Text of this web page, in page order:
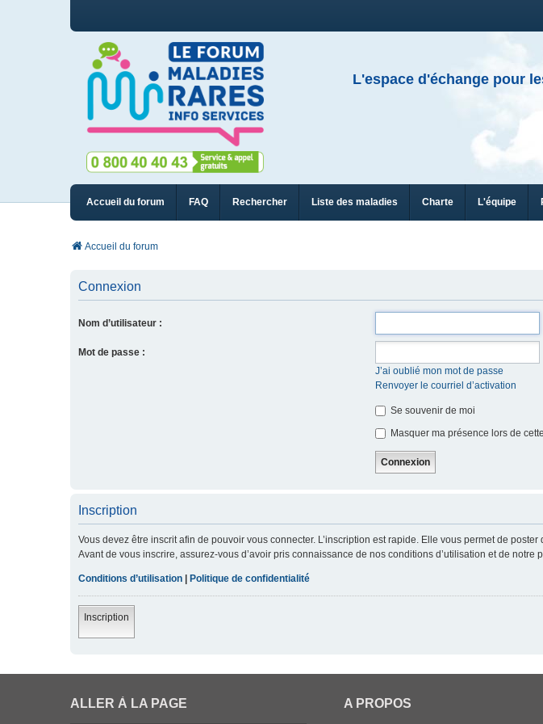
L'espace d'échange pour
Accueil du forum FAQ Rechercher Liste des maladies Charte L'équipe
Accueil du forum
Connexion
Nom d’utilisateur :
Mot de passe :
J’ai oublié mon mot de passe
Renvoyer le courriel d’activation
Se souvenir de moi
Masquer ma présence lors de
Inscription
Vous devez être inscrit afin de pouvoir vous connecter. L’inscription est rapide. Elle vous permet de
Avant de vous inscrire, assurez-vous d’avoir pris connaissance de nos conditions d’utilisation et de notre
Conditions d’utilisation Politique de confidentialité
Inscription
ALLER À LA PAGE A PROPOS